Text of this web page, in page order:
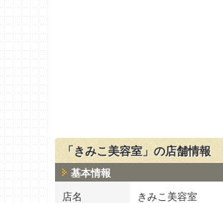
「きみこ美容室」の店舗情報
基本情報
店名 きみこ美容室